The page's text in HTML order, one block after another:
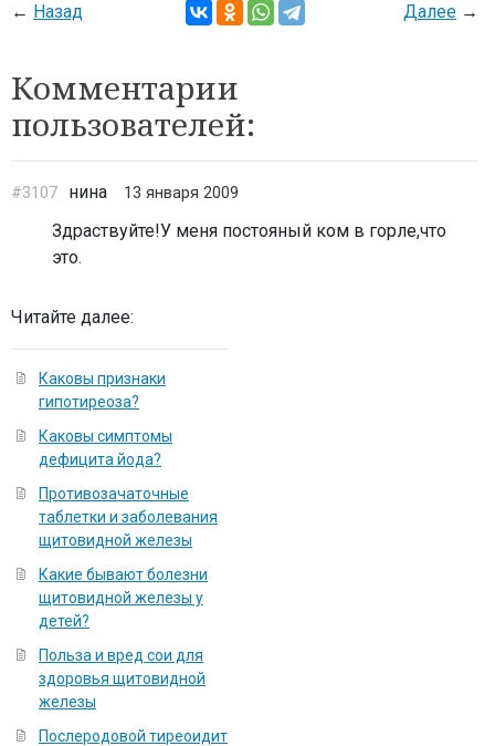
← Назад Далее →
Комментарии
пользователей:
#3107 нина 13 января 2009
Здраствуйте!У меня постояный ком в горле,что
это.
Читайте далее:
Каковы признаки
гипотиреоза?
Каковы симптомы
дефицита йода?
Противозачаточные
таблетки и заболевания
щитовидной железы
Какие бывают болезни
щитовидной железы у
детей?
Польза и вред сои для
здоровья щитовидной
железы
Послеродовой тиреоидит